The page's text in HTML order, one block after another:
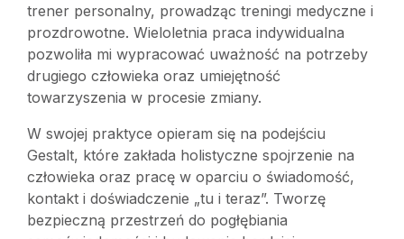
trener personalny, prowadząc treningi medyczne i
prozdrowotne. Wieloletnia praca indywidualna
pozwoliła mi wypracować uważność na potrzeby
drugiego człowieka oraz umiejętność
towarzyszenia w procesie zmiany.
W swojej praktyce opieram się na podejściu
Gestalt, które zakłada holistyczne spojrzenie na
człowieka oraz pracę w oparciu o świadomość,
kontakt i doświadczenie „tu i teraz”. Tworzę
bezpieczną przestrzeń do pogłębiania